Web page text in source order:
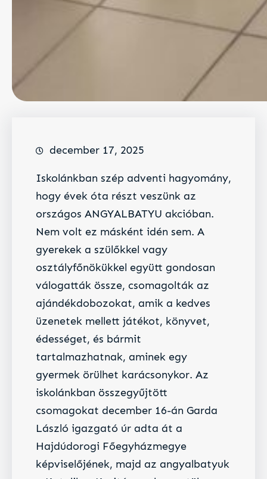
december 17, 2025
Iskolánkban szép adventi hagyomány,
hogy évek óta részt veszünk az
országos ANGYALBATYU akcióban.
Nem volt ez másként idén sem. A
gyerekek a szülőkkel vagy
osztályfőnökükkel együtt gondosan
válogatták össze, csomagolták az
ajándékdobozokat, amik a kedves
üzenetek mellett játékot, könyvet,
édességet, és bármit
tartalmazhatnak, aminek egy
gyermek örülhet karácsonykor. Az
iskolánkban összegyűjtött
csomagokat december 16-án Garda
László igazgató úr adta át a
Hajdúdorogi Főegyházmegye
képviselőjének, majd az angyalbatyuk